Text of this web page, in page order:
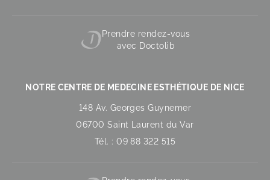
Prendre rendez-vous
avec Doctolib
NOTRE CENTRE DE MEDECINE ESTHÉTIQUE DE NICE
148 Av. Georges Guynemer
06700 Saint Laurent du Var
Tél. : 09 88 322 515